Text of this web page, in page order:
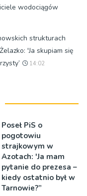
wodociągów
strukturach
'Ja skupiam się
14:02
Poseł PiS o
pogotowiu
strajkowym w
Azotach: 'Ja mam
pytanie do prezesa –
kiedy ostatnio był w
Tarnowie?”